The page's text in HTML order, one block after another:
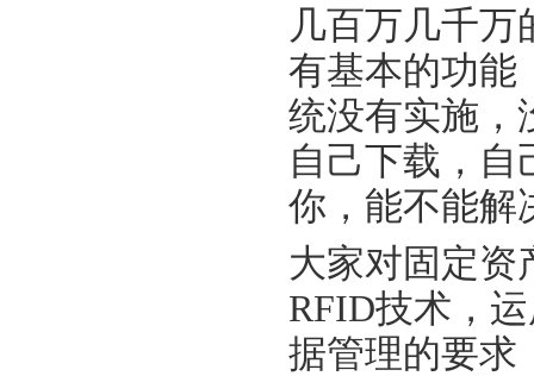
几百万几千
有基本的功能
统没有实施，
自己下载，自
你，能不能解
大家对固定资
RFID技术，
据管理的要求